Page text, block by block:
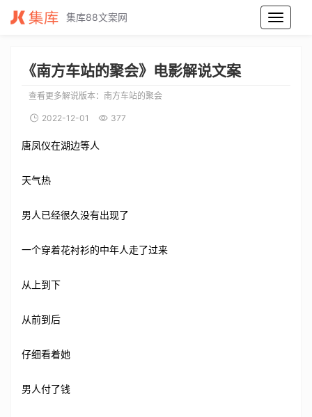
南方车站的聚会电影解说文案_南方车站的聚会电影解说词_南方车站的聚会电影解说稿
集库88文案网
《南方车站的聚会》电影解说文案
查看更多解说版本： 南方车站的聚会
2022-12-01 377
唐凤仪在湖边等人
天气热
男人已经很久没有出现了
一个穿着花衬衫的中年人走了过来
从上到下
从前到后
仔细看着她
男人付了钱